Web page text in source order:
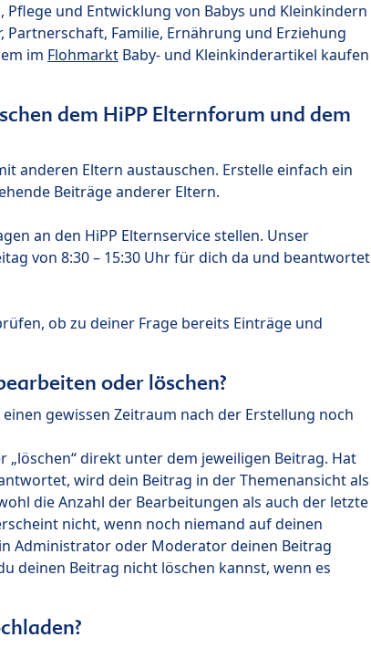
Pflege und Entwicklung von Babys und Kleinkindern
Partnerschaft, Familie, Ernährung und Erziehung
im Flohmarkt Baby- und Kleinkinderartikel kaufen
dem HiPP Elternforum und dem
anderen Eltern austauschen. Erstelle einfach ein
Beiträge anderer Eltern.
an den HiPP Elternservice stellen. Unser
von 8:30 – 15:30 Uhr für dich da und beantwortet
ob zu deiner Frage bereits Einträge und
oder löschen?
gewissen Zeitraum nach der Erstellung noch
„löschen“ direkt unter dem jeweiligen Beitrag. Hat
wird dein Beitrag in der Themenansicht als
die Anzahl der Bearbeitungen als auch der letzte
nicht, wenn noch niemand auf deinen
Administrator oder Moderator deinen Beitrag
deinen Beitrag nicht löschen kannst, wenn es